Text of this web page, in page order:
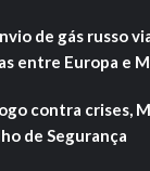
de gás russo
entre Europa e
contra crises,
de Segurança